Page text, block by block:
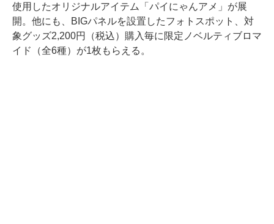
使用したオリジナルアイテム「パイにゃんアメ」が展
開。他にも、BIGパネルを設置したフォトスポット、対
象グッズ2,200円（税込）購入毎に限定ノベルティブロマ
イド（全6種）が1枚もらえる。